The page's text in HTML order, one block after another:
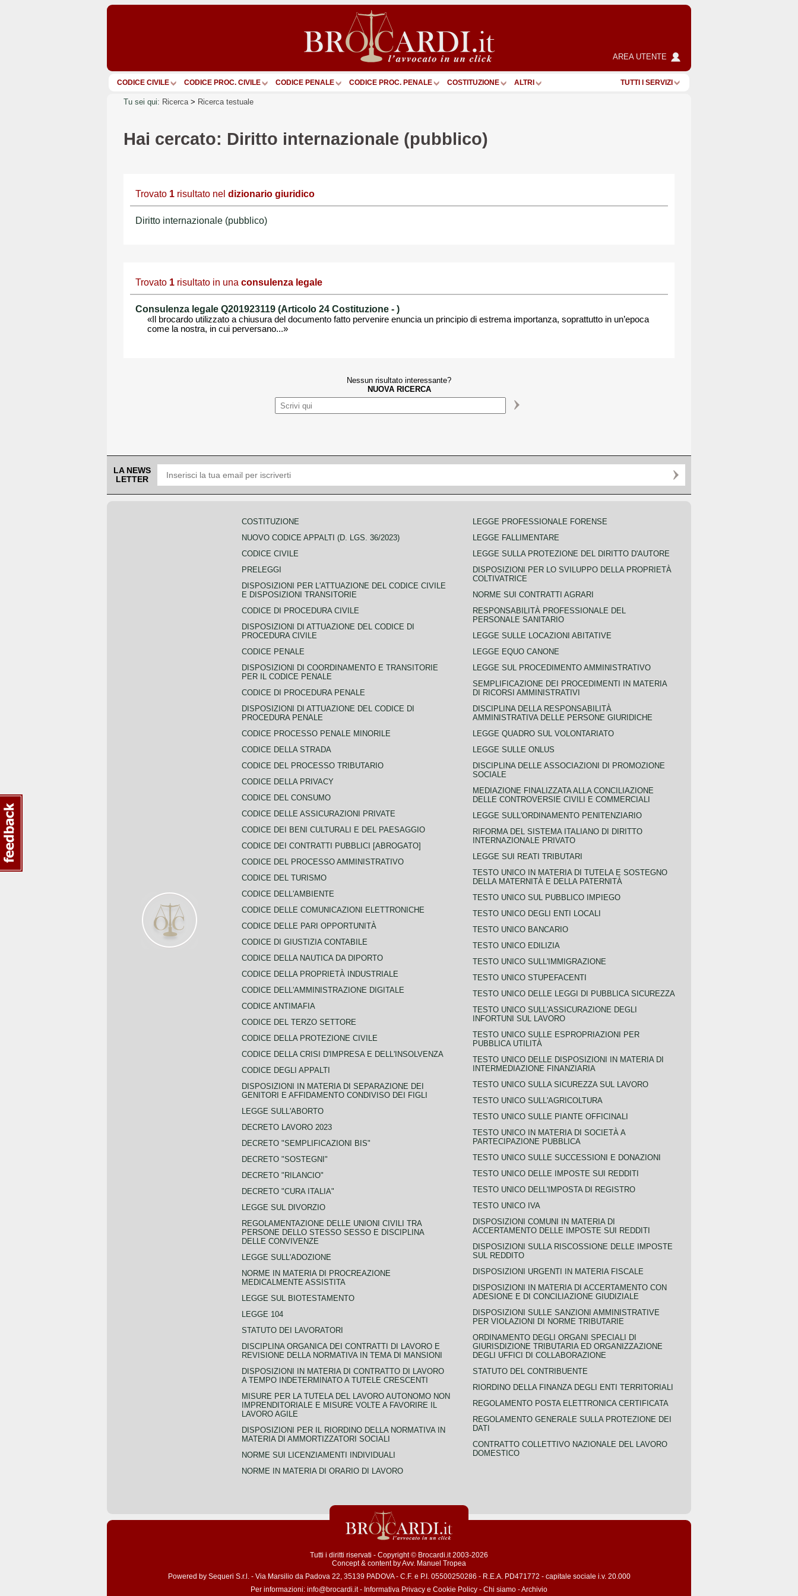
AREA UTENTE
CODICE CIVILE CODICE PROC. CIVILE CODICE PENALE CODICE PROC. PENALE COSTITUZIONE ALTRI TUTTI I SERVIZI
Tu sei qui: Ricerca> Ricerca testuale
Hai cercato: Diritto internazionale (pubblico)
Trovato 1 risultato nel dizionario giuridico
Diritto internazionale (pubblico)
Trovato 1 risultato in una consulenza legale
Consulenza legale Q201923119 (Articolo 24 Costituzione - )
«Il brocardo utilizzato a chiusura del documento fatto pervenire enuncia un principio di estrema importanza, soprattutto in un’epoca
come la nostra, in cui perversano...»
Nessun risultato interessante?
NUOVA RICERCA
LA NEWS
LETTER
COSTITUZIONE
NUOVO CODICE APPALTI (D. LGS. 36/2023)
CODICE CIVILE
PRELEGGI
DISPOSIZIONI PER L'ATTUAZIONE DEL CODICE CIVILE
E DISPOSIZIONI TRANSITORIE
CODICE DI PROCEDURA CIVILE
DISPOSIZIONI DI ATTUAZIONE DEL CODICE DI
PROCEDURA CIVILE
CODICE PENALE
DISPOSIZIONI DI COORDINAMENTO E TRANSITORIE
PER IL CODICE PENALE
CODICE DI PROCEDURA PENALE
DISPOSIZIONI DI ATTUAZIONE DEL CODICE DI
PROCEDURA PENALE
CODICE PROCESSO PENALE MINORILE
CODICE DELLA STRADA
CODICE DEL PROCESSO TRIBUTARIO
CODICE DELLA PRIVACY
CODICE DEL CONSUMO
CODICE DELLE ASSICURAZIONI PRIVATE
CODICE DEI BENI CULTURALI E DEL PAESAGGIO
CODICE DEI CONTRATTI PUBBLICI [ABROGATO]
CODICE DEL PROCESSO AMMINISTRATIVO
CODICE DEL TURISMO
CODICE DELL'AMBIENTE
CODICE DELLE COMUNICAZIONI ELETTRONICHE
CODICE DELLE PARI OPPORTUNITÀ
CODICE DI GIUSTIZIA CONTABILE
CODICE DELLA NAUTICA DA DIPORTO
CODICE DELLA PROPRIETÀ INDUSTRIALE
CODICE DELL'AMMINISTRAZIONE DIGITALE
CODICE ANTIMAFIA
CODICE DEL TERZO SETTORE
CODICE DELLA PROTEZIONE CIVILE
CODICE DELLA CRISI D'IMPRESA E DELL'INSOLVENZA
CODICE DEGLI APPALTI
DISPOSIZIONI IN MATERIA DI SEPARAZIONE DEI
GENITORI E AFFIDAMENTO CONDIVISO DEI FIGLI
LEGGE SULL'ABORTO
DECRETO LAVORO 2023
DECRETO "SEMPLIFICAZIONI BIS"
DECRETO "SOSTEGNI"
DECRETO "RILANCIO"
DECRETO "CURA ITALIA"
LEGGE SUL DIVORZIO
REGOLAMENTAZIONE DELLE UNIONI CIVILI TRA
PERSONE DELLO STESSO SESSO E DISCIPLINA
DELLE CONVIVENZE
LEGGE SULL'ADOZIONE
NORME IN MATERIA DI PROCREAZIONE
MEDICALMENTE ASSISTITA
LEGGE SUL BIOTESTAMENTO
LEGGE 104
STATUTO DEI LAVORATORI
DISCIPLINA ORGANICA DEI CONTRATTI DI LAVORO E
REVISIONE DELLA NORMATIVA IN TEMA DI MANSIONI
DISPOSIZIONI IN MATERIA DI CONTRATTO DI LAVORO
A TEMPO INDETERMINATO A TUTELE CRESCENTI
MISURE PER LA TUTELA DEL LAVORO AUTONOMO NON
IMPRENDITORIALE E MISURE VOLTE A FAVORIRE IL
LAVORO AGILE
DISPOSIZIONI PER IL RIORDINO DELLA NORMATIVA IN
MATERIA DI AMMORTIZZATORI SOCIALI
NORME SUI LICENZIAMENTI INDIVIDUALI
NORME IN MATERIA DI ORARIO DI LAVORO
LEGGE PROFESSIONALE FORENSE
LEGGE FALLIMENTARE
LEGGE SULLA PROTEZIONE DEL DIRITTO D'AUTORE
DISPOSIZIONI PER LO SVILUPPO DELLA PROPRIETÀ
COLTIVATRICE
NORME SUI CONTRATTI AGRARI
RESPONSABILITÀ PROFESSIONALE DEL
PERSONALE SANITARIO
LEGGE SULLE LOCAZIONI ABITATIVE
LEGGE EQUO CANONE
LEGGE SUL PROCEDIMENTO AMMINISTRATIVO
SEMPLIFICAZIONE DEI PROCEDIMENTI IN MATERIA
DI RICORSI AMMINISTRATIVI
DISCIPLINA DELLA RESPONSABILITÀ
AMMINISTRATIVA DELLE PERSONE GIURIDICHE
LEGGE QUADRO SUL VOLONTARIATO
LEGGE SULLE ONLUS
DISCIPLINA DELLE ASSOCIAZIONI DI PROMOZIONE
SOCIALE
MEDIAZIONE FINALIZZATA ALLA CONCILIAZIONE
DELLE CONTROVERSIE CIVILI E COMMERCIALI
LEGGE SULL'ORDINAMENTO PENITENZIARIO
RIFORMA DEL SISTEMA ITALIANO DI DIRITTO
INTERNAZIONALE PRIVATO
LEGGE SUI REATI TRIBUTARI
TESTO UNICO IN MATERIA DI TUTELA E SOSTEGNO
DELLA MATERNITÀ E DELLA PATERNITÀ
TESTO UNICO SUL PUBBLICO IMPIEGO
TESTO UNICO DEGLI ENTI LOCALI
TESTO UNICO BANCARIO
TESTO UNICO EDILIZIA
TESTO UNICO SULL'IMMIGRAZIONE
TESTO UNICO STUPEFACENTI
TESTO UNICO DELLE LEGGI DI PUBBLICA SICUREZZA
TESTO UNICO SULL'ASSICURAZIONE DEGLI
INFORTUNI SUL LAVORO
TESTO UNICO SULLE ESPROPRIAZIONI PER
PUBBLICA UTILITÀ
TESTO UNICO DELLE DISPOSIZIONI IN MATERIA DI
INTERMEDIAZIONE FINANZIARIA
TESTO UNICO SULLA SICUREZZA SUL LAVORO
TESTO UNICO SULL'AGRICOLTURA
TESTO UNICO SULLE PIANTE OFFICINALI
TESTO UNICO IN MATERIA DI SOCIETÀ A
PARTECIPAZIONE PUBBLICA
TESTO UNICO SULLE SUCCESSIONI E DONAZIONI
TESTO UNICO DELLE IMPOSTE SUI REDDITI
TESTO UNICO DELL'IMPOSTA DI REGISTRO
TESTO UNICO IVA
DISPOSIZIONI COMUNI IN MATERIA DI
ACCERTAMENTO DELLE IMPOSTE SUI REDDITI
DISPOSIZIONI SULLA RISCOSSIONE DELLE IMPOSTE
SUL REDDITO
DISPOSIZIONI URGENTI IN MATERIA FISCALE
DISPOSIZIONI IN MATERIA DI ACCERTAMENTO CON
ADESIONE E DI CONCILIAZIONE GIUDIZIALE
DISPOSIZIONI SULLE SANZIONI AMMINISTRATIVE
PER VIOLAZIONI DI NORME TRIBUTARIE
ORDINAMENTO DEGLI ORGANI SPECIALI DI
GIURISDIZIONE TRIBUTARIA ED ORGANIZZAZIONE
DEGLI UFFICI DI COLLABORAZIONE
STATUTO DEL CONTRIBUENTE
RIORDINO DELLA FINANZA DEGLI ENTI TERRITORIALI
REGOLAMENTO POSTA ELETTRONICA CERTIFICATA
REGOLAMENTO GENERALE SULLA PROTEZIONE DEI
DATI
CONTRATTO COLLETTIVO NAZIONALE DEL LAVORO
DOMESTICO
Tutti i diritti riservati - Copyright © Brocardi.it 2003-2026
Concept & content byAvv. Manuel Tropea
Powered by Sequeri S.r.l. - Via Marsilio da Padova 22, 35139 PADOVA - C.F. e P.I. 05500250286 - R.E.A. PD471772 - capitale sociale i.v. 20.000
Per informazioni: info@brocardi.it- Informativa Privacy e Cookie Policy - Chi siamo -Archivio